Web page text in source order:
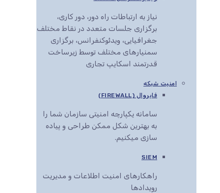
نیاز به ارتباطات راه دور، دور کاری،
برگزاری جلسات متعدد در نقاط مختلف
جغرافیایی، ویدئوکنفرانس، برگزاری
سمنیارهای مختلف توسط زیرساخت
قدرتمند اسکایپ تجاری
امنیت شبکه
فایروال (FIREWALL)
سامانه یکپارچه امنیتی سازمان شما را
به بهترین شکل ممکن طراحی و پیاده
سازی میکنیم.
SIEM
راهکارهای امنیت اطلاعات و مدیریت
رویدادها